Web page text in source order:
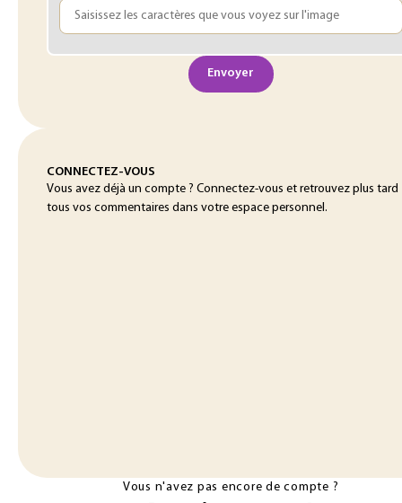
Envoyer
CONNECTEZ-VOUS
Vous avez déjà un compte ? Connectez-vous et retrouvez plus tard
tous vos commentaires dans votre espace personnel.
Vous n'avez pas encore de compte ?